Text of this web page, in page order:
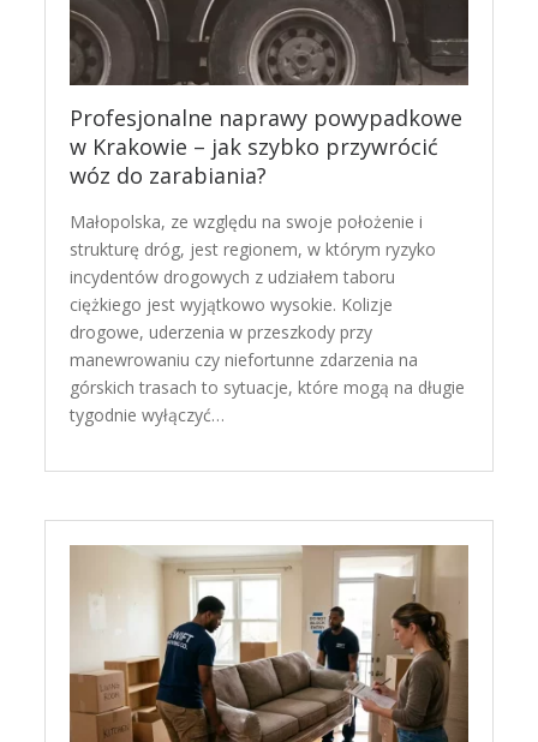
Profesjonalne naprawy powypadkowe
w Krakowie – jak szybko przywrócić
wóz do zarabiania?
Małopolska, ze względu na swoje położenie i
strukturę dróg, jest regionem, w którym ryzyko
incydentów drogowych z udziałem taboru
ciężkiego jest wyjątkowo wysokie. Kolizje
drogowe, uderzenia w przeszkody przy
manewrowaniu czy niefortunne zdarzenia na
górskich trasach to sytuacje, które mogą na długie
tygodnie wyłączyć…